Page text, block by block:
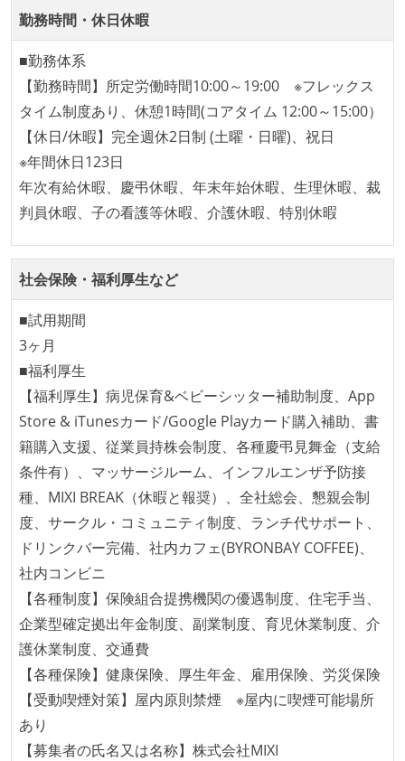
など、キャリア形成を目的とした職域を超えての積極
的な異動が推奨され、実施されている
マネージャーやCTOと高頻度（月1程度）でキャリアに
ついて話す場が設けられている
年収800万円以上のエンジニアに、マネジメントの役
割を持たない人がいる
技術カルチャー
CTO またはそれに準じる、技術やワークフローの標準
取締役（社内）または執行役員として、エンジニアリ
ング部門の人間が経営に参加している
社外から登壇を依頼・指名を受けるようなエンジニア
が在籍している
エンジニアが自発的に外部のイベントやカンファレン
スに登壇している
最新技術を追いかけるための社内勉強会が定期開催さ
れ、参加者が自主的に参加している
Slack等で、最新技術の良し悪しをメンバーがよく会話
している
開発メンバーの裁量
設計・実装から運用までを同じ開発チームが担い、フ
ロントエンド、バックエンド、インフラといった役割
の境界を超えて、個人が必要な範囲にまで染み出して
いく姿勢が根付いている
ユーザーのニーズや課題を理解するために、開発チー
ムのメンバーが、ユーザーインタビューに参加してい
る
1年以内に、技術負債を解消するためのプロジェクト
勤務時間・休日休暇
■勤務体系
【勤務時間】所定労働時間10:00～19:00 ※フレックス
タイム制度あり、休憩1時間(コアタイム 12:00～15:00）
【休日/休暇】完全週休2日制 (土曜・日曜)、祝日
※年間休日123日
年次有給休暇、慶弔休暇、年末年始休暇、生理休暇、裁
判員休暇、子の看護等休暇、介護休暇、特別休暇
社会保険・福利厚生など
■試用期間
3ヶ月
■福利厚生
【福利厚生】病児保育&ベビーシッター補助制度、App
Store & iTunesカード/Google Playカード購入補助、書
籍購入支援、従業員持株会制度、各種慶弔見舞金（支給
条件有）、マッサージルーム、インフルエンザ予防接
種、MIXI BREAK（休暇と報奨）、全社総会、懇親会制
度、サークル・コミュニティ制度、ランチ代サポート、
ドリンクバー完備、社内カフェ(BYRONBAY COFFEE)、
社内コンビニ
【各種制度】保険組合提携機関の優遇制度、住宅手当、
企業型確定拠出年金制度、副業制度、育児休業制度、介
護休業制度、交通費
【各種保険】健康保険、厚生年金、雇用保険、労災保険
【受動喫煙対策】屋内原則禁煙 ※屋内に喫煙可能場所
あり
【募集者の氏名又は名称】株式会社MIXI